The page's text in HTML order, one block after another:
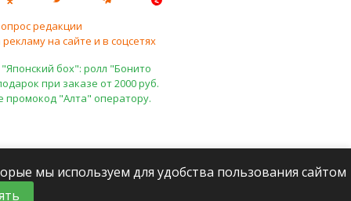
редакции
на сайте и в соцсетях
бох": ролл "Бонито
при заказе от 2000 руб.
промокод "Алта" оператору.
мы используем для удобства пользования сайтом